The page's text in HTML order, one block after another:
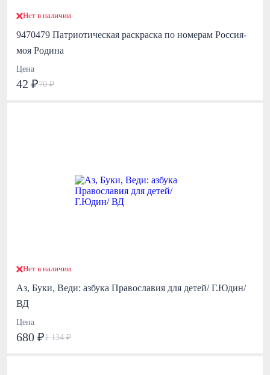
Нет в наличии
9470479 Патриотическая раскраска по номерам Россия-
моя Родина
Цена
42 ₽70 ₽
Нет в наличии
Аз, Буки, Веди: азбука Православия для детей/ Г.Юдин/
ВД
Цена
680 ₽1 134 ₽